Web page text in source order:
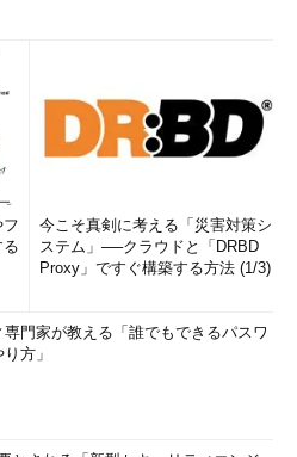
今こそ真剣に考える「災害対策シ
ステム」──クラウドと「DRBD
Proxy」ですぐ構築する方法 (1/3)
専門家が教える「誰でもできるパスワ
方」